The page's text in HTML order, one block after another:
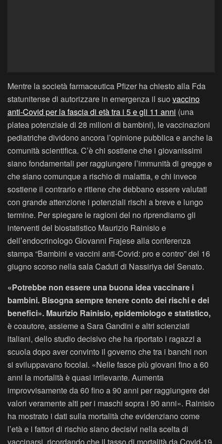
Mentre la società farmaceutica Pfizer ha chiesto alla Fda
statunitense di autorizzare in emergenza il suo vaccino
anti-Covid per la fascia di età tra i 5 e gli 11 anni (una
platea potenziale di 28 milioni di bambini), le vaccinazioni
pediatriche dividono ancora l’opinione pubblica e anche la
comunità scientifica. C’è chi sostiene che i giovanissimi
siano fondamentali per raggiungere l’immunità di gregge e
che siano comunque a rischio di malattia, e chi invece
sostiene il contrario e ritiene che debbano essere valutati
con grande attenzione i potenziali rischi a breve e lungo
termine. Per spiegare le ragioni del no riprendiamo gli
interventi del biostatistico Maurizio Rainisio e
dell’endocrinologo Giovanni Frajese alla conferenza
stampa “Bambini e vaccini anti-Covid: pro e contro” del 16
giugno scorso nella sala Caduti di Nassiriya del Senato.
«Potrebbe non essere una buona idea vaccinare i
bambini. Bisogna sempre tenere conto dei rischi e dei
benefici». Maurizio Rainisio, epidemiologo e statistico,
è coautore, assieme a Sara Gandini e altri scienziati
italiani, dello studio decisivo che ha riportato i ragazzi a
scuola dopo aver convinto il governo che tra i banchi non
si sviluppavano focolai. «Nelle fasce più giovani fino a 60
anni la mortalità è quasi irrilevante. Aumenta
improvvisamente da 60 fino a 90 anni per raggiungere dei
valori veramente alti per i maschi sopra i 90 anni». Rainisio
ha mostrato i dati sulla mortalità che evidenziano come
l’età e i fattori di rischio siano decisivi nella scelta di